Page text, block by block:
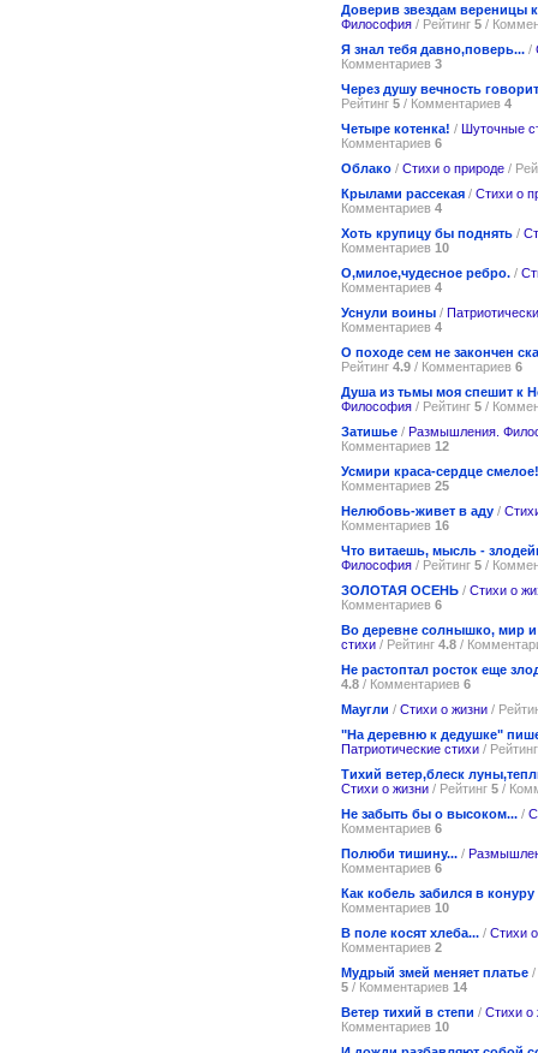
Доверив звездам вереницы
Философия / Рейтинг 5 /
Я знал тебя давно,поверь... /
Комментариев 3
Через душу вечность говорит
Рейтинг 5 / Комментариев 4
Четыре котенка! / Шуточные
Комментариев 6
Облако / Стихи о природе /
Крылами рассекая / Стихи о
Комментариев 4
Хоть крупицу бы поднять /
Комментариев 10
О,милое,чудесное ребро. /
Комментариев 4
Уснули воины /
Комментариев 4
О походе сем не закончен
Рейтинг 4.9 / Комментариев 6
Душа из тьмы моя спешит к
Философия / Рейтинг 5 /
Затишье / Размышления.
Комментариев 12
Усмири краса-сердце смелое!
Комментариев 25
Нелюбовь-живет в аду /
Комментариев 16
Что витаешь, мысль -
Философия / Рейтинг 5 /
ЗОЛОТАЯ ОСЕНЬ / Стихи о
Комментариев 6
Во деревне солнышко, мир и
стихи / Рейтинг 4.8 /
Не растоптал росток еще
4.8 / Комментариев 6
Маугли / Стихи о жизни /
"На деревню к дедушке"
Патриотические стихи /
Тихий ветер,блеск
Стихи о жизни / Рейтинг 5 /
Не забыть бы о высоком... /
Комментариев 6
Полюби тишину... /
Комментариев 6
Как кобель забился в конуру
Комментариев 10
В поле косят хлеба... / Стихи
Комментариев 2
Мудрый змей меняет платье /
5 / Комментариев 14
Ветер тихий в степи / Стихи о
Комментариев 10